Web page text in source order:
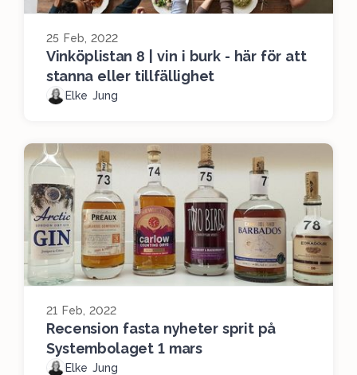
25 Feb, 2022
Vinköplistan 8 | vin i burk - här för att
stanna eller tillfällighet
Elke Jung
21 Feb, 2022
Recension fasta nyheter sprit på
Systembolaget 1 mars
Elke Jung